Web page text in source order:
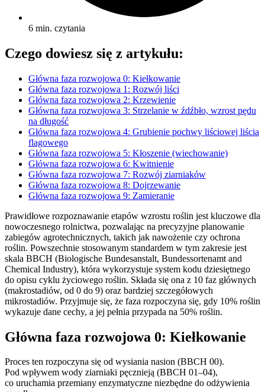
6 min. czytania
Czego dowiesz się z artykułu:
Główna faza rozwojowa 0: Kiełkowanie
Główna faza rozwojowa 1: Rozwój liści
Główna faza rozwojowa 2: Krzewienie
Główna faza rozwojowa 3: Strzelanie w źdźbło, wzrost pędu
na długość
Główna faza rozwojowa 4: Grubienie pochwy liściowej liścia
flagowego
Główna faza rozwojowa 5: Kłoszenie (wiechowanie)
Główna faza rozwojowa 6: Kwitnienie
Główna faza rozwojowa 7: Rozwój ziarniaków
Główna faza rozwojowa 8: Dojrzewanie
Główna faza rozwojowa 9: Zamieranie
Prawidłowe rozpoznawanie etapów wzrostu roślin jest kluczowe dla
nowoczesnego rolnictwa, pozwalając na precyzyjne planowanie
zabiegów agrotechnicznych, takich jak nawożenie czy ochrona
roślin. Powszechnie stosowanym standardem w tym zakresie jest
skala BBCH (Biologische Bundesanstalt, Bundessortenamt and
Chemical Industry), która wykorzystuje system kodu dziesiętnego
do opisu cyklu życiowego roślin. Składa się ona z 10 faz głównych
(makrostadiów, od 0 do 9) oraz bardziej szczegółowych
mikrostadiów. Przyjmuje się, że faza rozpoczyna się, gdy 10% roślin
wykazuje dane cechy, a jej pełnia przypada na 50% roślin.
Główna faza rozwojowa 0: Kiełkowanie
Proces ten rozpoczyna się od wysiania nasion (BBCH 00).
Pod wpływem wody ziarniaki pęcznieją (BBCH 01–04),
co uruchamia przemiany enzymatyczne niezbędne do odżywienia